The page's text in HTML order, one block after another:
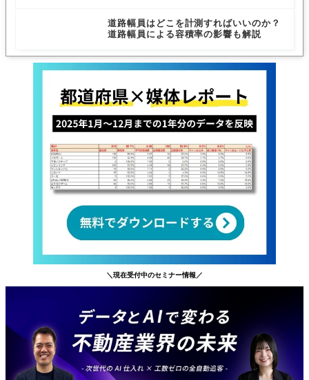
道路幅員はどこを計測すればいいのか？
道路幅員による容積率の影響も解説
＼現在受付中のセミナー情報／